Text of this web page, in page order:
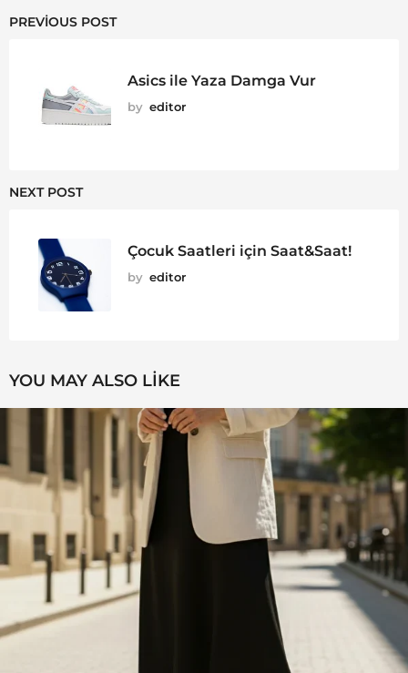
PREVIOUS POST
Asics ile Yaza Damga Vur
by editor
NEXT POST
Çocuk Saatleri için Saat&Saat!
by editor
YOU MAY ALSO LIKE